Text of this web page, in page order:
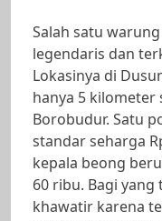
Salah satu
legendaris dan
Lokasinya di
hanya 5 kilometer
Borobudur. Satu
standar seharga
kepala beong
60 ribu. Bagi
khawatir karena